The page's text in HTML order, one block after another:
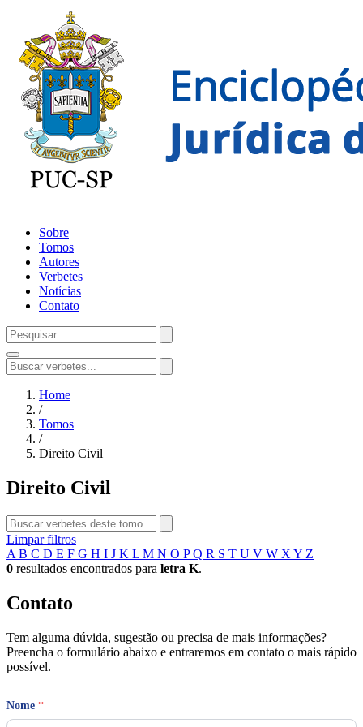
Sobre
Tomos
Autores
Verbetes
Notícias
Contato
Home
/
Tomos
/
Direito Civil
Direito Civil
Limpar filtros
A B C D E F G H I J K L M N O PQ R S T U V W X Y Z
0 resultados encontrados para letra K.
Contato
Tem alguma dúvida, sugestão ou precisa de mais informações?
Preencha o formulário abaixo e entraremos em contato o mais rápido
possível.
Nome *